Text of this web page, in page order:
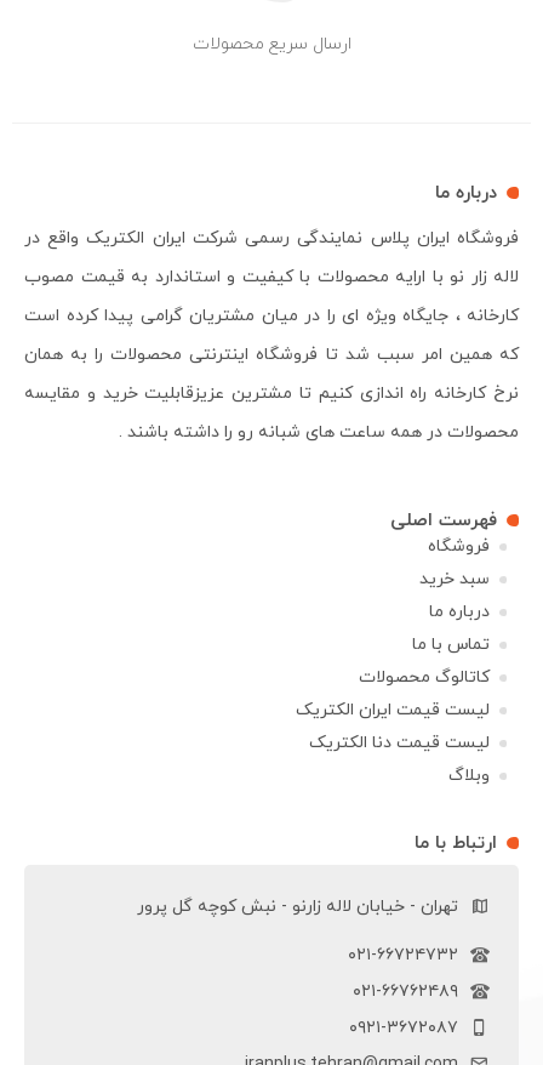
ارسال سریع محصولات
درباره ما
فروشگاه ایران پلاس نمایندگی رسمی شرکت ایران الکتریک واقع در
لاله زار نو با ارایه محصولات با کیفیت و استاندارد به قیمت مصوب
کارخانه ، جایگاه ویژه ای را در میان مشتریان گرامی پیدا کرده است
که همین امر سبب شد تا فروشگاه اینترنتی محصولات را به همان
نرخ کارخانه راه اندازی کنیم تا مشترین عزیزقابلیت خرید و مقایسه
محصولات در همه ساعت های شبانه رو را داشته باشند .
فهرست اصلی
فروشگاه
سبد خرید
درباره ما
تماس با ما
کاتالوگ محصولات
لیست قیمت ایران الکتریک
لیست قیمت دنا الکتریک
وبلاگ
ارتباط با ما
تهران - خیابان لاله زارنو - نبش کوچه گل پرور
۰۲۱-۶۶۷۲۴۷۳۲
۰۲۱-۶۶۷۶۲۴۸۹
۰۹۲۱-۳۶۷۲۰۸۷